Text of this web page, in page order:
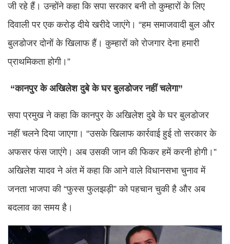
जी रहे हैं। उन्होंने कहा कि सपा सरकार बनी तो कुम्हारों के लिए
दिवाली पर एक करोड़ दीये खरीदे जाएंगे। “हम समाजवादी बुल और
बुलडोजर दोनों के खिलाफ हैं। कुम्हारों को रोजगार देना हमारी
प्राथमिकता होगी।”
“कानपुर के अखिलेश दुबे के घर बुलडोजर नहीं चलेगा”
सपा प्रमुख ने कहा कि कानपुर के अखिलेश दुबे के घर बुलडोजर
नहीं चलने दिया जाएगा। “उसके खिलाफ कार्रवाई हुई तो सरकार के
अफसर फंस जाएंगे। अब उसकी जान की फिकर हमें करनी होगी।”
अखिलेश यादव ने अंत में कहा कि आने वाले विधानसभा चुनाव में
जनता भाजपा की “फुस्स फुलझड़ी” को पहचान चुकी है और अब
बदलाव का समय है।